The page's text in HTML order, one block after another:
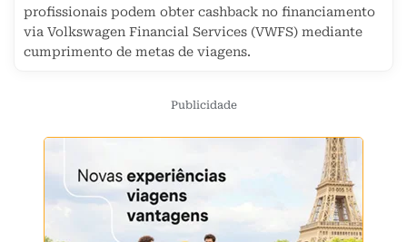
profissionais podem obter cashback no financiamento
via Volkswagen Financial Services (VWFS) mediante
cumprimento de metas de viagens.
Publicidade